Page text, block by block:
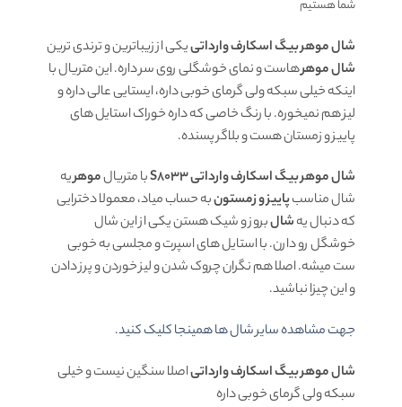
شما هستیم
شال موهر بیگ اسکارف وارداتییکی از زیباترین و ترندی ترین
شال موهرهاست و نمای خوشگلی روی سر داره. این متریال با
اینکه خیلی سبکه ولی گرمای خوبی داره، ایستایی عالی داره و
لیز هم نمیخوره. با رنگ خاصی که داره خوراک استایل های
پاییز و زمستان هست و بلاگر پسنده.
شال موهر بیگ اسکارف وارداتی S8033
با متریالموهریه
شال مناسبپاییز و زمستونبه حساب میاد، معمولا دخترایی
که دنبال یهشالبروز و شیک هستن یکی از این شال
خوشگل رو دارن. با استایل های اسپرت و مجلسی به خوبی
ست میشه. اصلا هم نگران چروک شدن و لیز خوردن و پرز دادن
و این چیزا نباشید.
جهت مشاهده سایر شال ها همینجا کلیک کنید.
شال موهر بیگ اسکارف وارداتیاصلا سنگین نیست و خیلی
سبکه ولی گرمای خوبی داره